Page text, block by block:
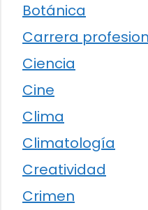
Botánica
Carrera
Ciencia
Cine
Clima
Climatología
Creatividad
Crimen